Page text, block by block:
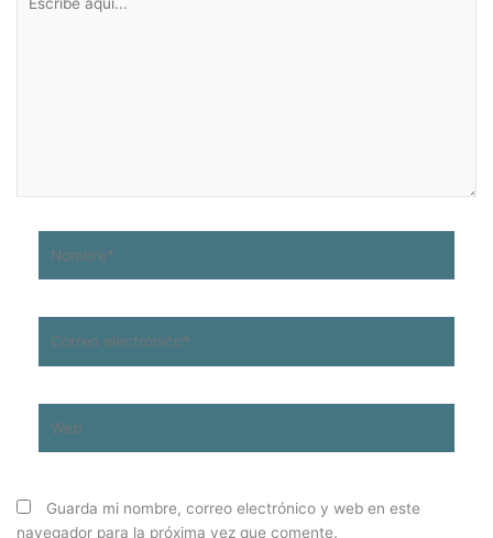
aquí...
electrónico*
Guarda mi nombre, correo electrónico y web en este
navegador para la próxima vez que comente.